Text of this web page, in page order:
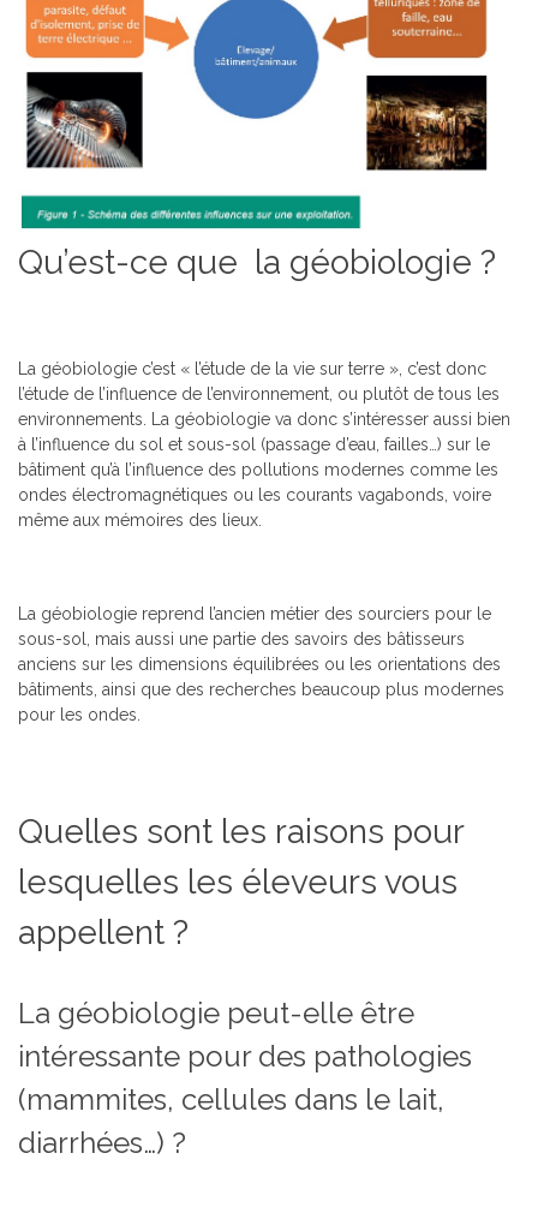
Qu’est-ce que la géobiologie ?
La géobiologie c’est « l’étude de la vie sur terre », c’est donc
l’étude de l’influence de l’environnement, ou plutôt de tous les
environnements. La géobiologie va donc s’intéresser aussi bien
à l’influence du sol et sous-sol (passage d’eau, failles…) sur le
bâtiment qu’à l’influence des pollutions modernes comme les
ondes électromagnétiques ou les courants vagabonds, voire
même aux mémoires des lieux.
La géobiologie reprend l’ancien métier des sourciers pour le
sous-sol, mais aussi une partie des savoirs des bâtisseurs
anciens sur les dimensions équilibrées ou les orientations des
bâtiments, ainsi que des recherches beaucoup plus modernes
pour les ondes.
Quelles sont les raisons pour
lesquelles les éleveurs vous
appellent ?
La géobiologie peut-elle être
intéressante pour des pathologies
(mammites, cellules dans le lait,
diarrhées…) ?